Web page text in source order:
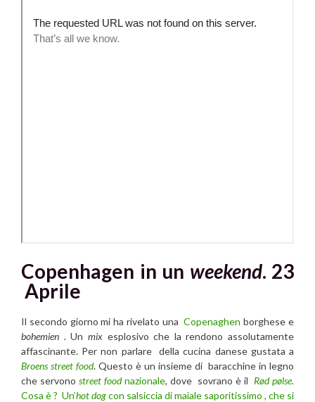
Copenhagen in un weekend. 23
Aprile
Il secondo giorno mi ha rivelato unaCopenaghen borghese e
bohemien . Un mix esplosivo che la rendono assolutamente
affascinante. Per non parlare della cucina danese gustata a
Broens street food. Questo è un insieme di baracchine in legno
che servono street foodnazionale, dove sovrano è il Rød pølse.
Cosa è ? Un’hot dogcon salsiccia di maiale saporitissimo , che si